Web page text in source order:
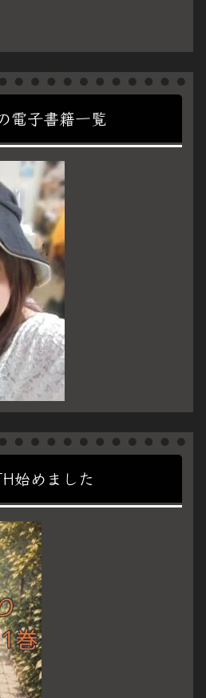
電子書籍一覧
始めました